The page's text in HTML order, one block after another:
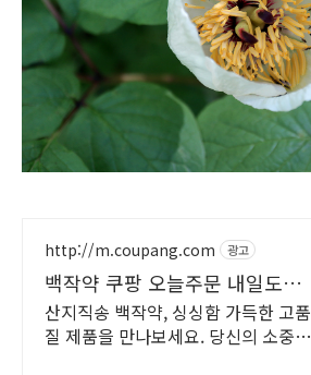
http://m.coupang.com 광고
백작약 쿠팡 오늘주문 내일도착
로켓배송
산지직송 백작약, 싱싱함 가득한 고품
질 제품을 만나보세요. 당신의 소중한